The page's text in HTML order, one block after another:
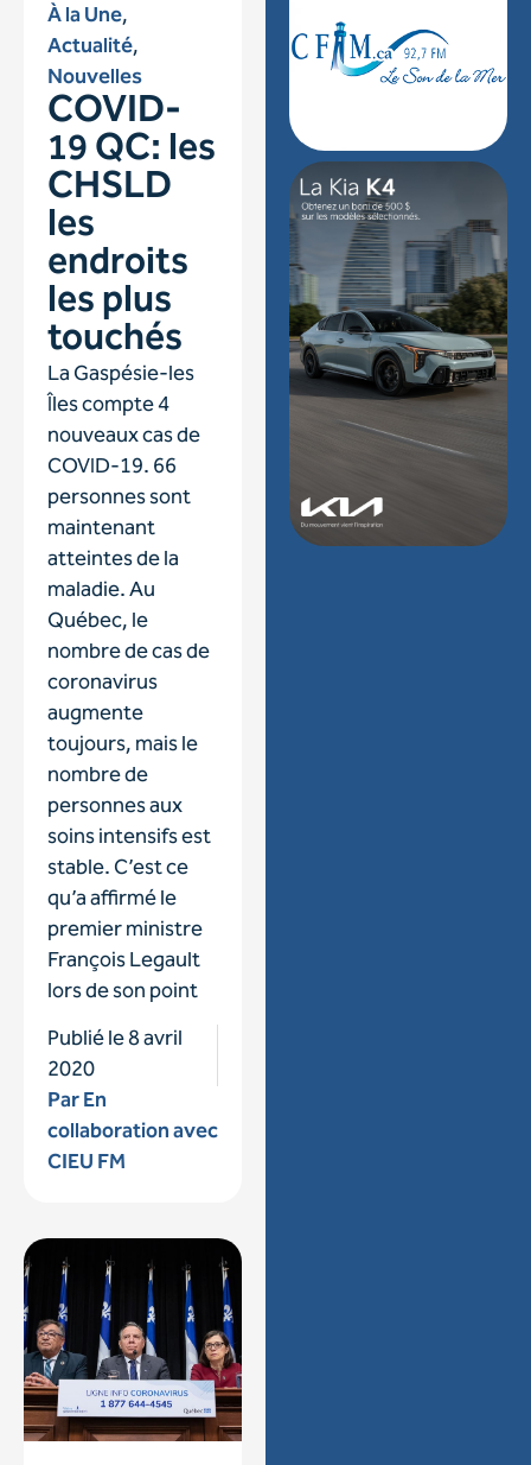
À la Une,
Actualité,
Nouvelles
COVID-
19 QC: les
CHSLD
les
endroits
les plus
touchés
La Gaspésie-les
Îles compte 4
nouveaux cas de
COVID-19. 66
personnes sont
maintenant
atteintes de la
maladie. Au
Québec, le
nombre de cas de
coronavirus
augmente
toujours, mais le
nombre de
personnes aux
soins intensifs est
stable. C’est ce
qu’a affirmé le
premier ministre
François Legault
lors de son point
Publié le8 avril
2020
ParEn
collaboration avec
CIEU FM